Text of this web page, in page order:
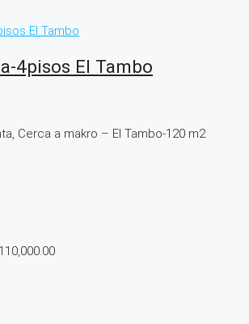
4pisos El Tambo
Cerca a makro – El Tambo-120 m2